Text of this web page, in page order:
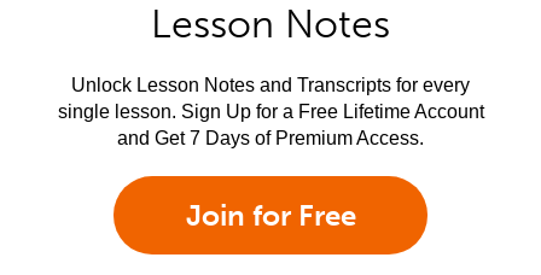
Lesson Notes
Unlock Lesson Notes and Transcripts for every
single lesson. Sign Up for a Free Lifetime Account
and Get 7 Days of Premium Access.
Join for Free